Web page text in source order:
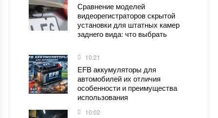
Сравнение моделей
видеорегистраторов скрытой
установки для штатных камер
заднего вида: что выбрать
10:21
EFB аккумуляторы для
автомобилей их отличия
особенности и преимущества
использования
10:02